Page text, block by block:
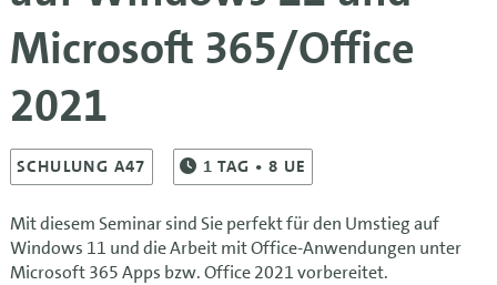
Microsoft 365/Office
2021
SCHULUNG A47 1TAG • 8 UE
Mit diesem Seminar sind Sie perfekt für den Umstieg auf
Windows 11 und die Arbeit mit Office-Anwendungen unter
Microsoft 365 Apps bzw. Office 2021 vorbereitet.